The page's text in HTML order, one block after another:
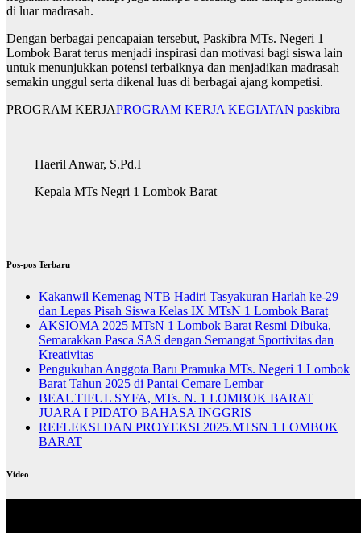
di luar madrasah.
Dengan berbagai pencapaian tersebut, Paskibra MTs. Negeri 1
Lombok Barat terus menjadi inspirasi dan motivasi bagi siswa lain
untuk menunjukkan potensi terbaiknya dan menjadikan madrasah
semakin unggul serta dikenal luas di berbagai ajang kompetisi.
PROGRAM KERJAPROGRAM KERJA KEGIATAN paskibra
Haeril Anwar, S.Pd.I
Kepala MTs Negri 1 Lombok Barat
Pos-pos Terbaru
Kakanwil Kemenag NTB Hadiri Tasyakuran Harlah ke-29
dan Lepas Pisah Siswa Kelas IX MTsN 1 Lombok Barat
AKSIOMA 2025 MTsN 1 Lombok Barat Resmi Dibuka,
Semarakkan Pasca SAS dengan Semangat Sportivitas dan
Kreativitas
Pengukuhan Anggota Baru Pramuka MTs. Negeri 1 Lombok
Barat Tahun 2025 di Pantai Cemare Lembar
BEAUTIFUL SYFA, MTs. N. 1 LOMBOK BARAT
JUARA I PIDATO BAHASA INGGRIS
REFLEKSI DAN PROYEKSI 2025.MTSN 1 LOMBOK
BARAT
Video